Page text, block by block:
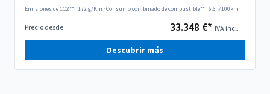
Emisiones de CO2**: 172 g/Km ·Consumo combinado de combustible**: 6.6 l/100km
Precio desde 33.348 €* IVA incl.
Descubrir más